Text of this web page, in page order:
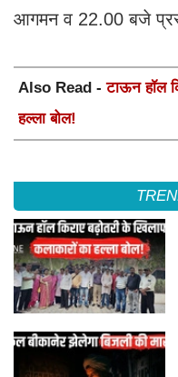
आगमन व 22.00 बजे
Also Read -टाऊन हॉल
हल्ला बोल!